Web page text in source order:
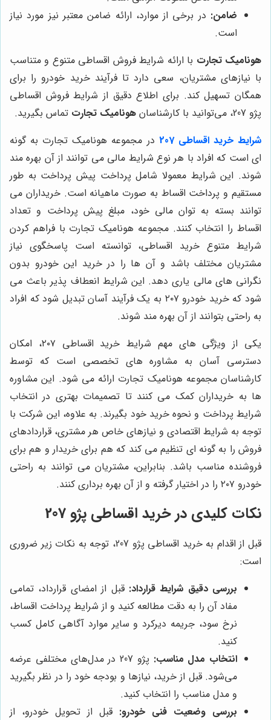
ضامن: در برخی از موارد، ارائه ضامن معتبر نیز مورد نیاز
است.
هونامیک تجارت با ارائه شرایط فروش اقساطی متنوع و متناسب
با نیازهای مشتریان، سعی دارد تا فرآیند خرید خودرو را برای
همگان تسهیل کند. برای اطلاع دقیق از شرایط فروش اقساطی
پژو 207، می‌توانید با کارشناسان
هونامیک تجارت تماس بگیرید.
شرایط خرید اقساطی 207
در مجموعه هونامیک تجارت به گونه
ای است که افراد با هر نوع شرایط مالی می توانند از آن بهره مند
شوند. این شرایط معمولا شامل پرداخت پیش پرداخت به طور
مستقیم و پرداخت اقساط به صورت ماهیانه است. خریداران می
توانند بسته به توان مالی خود، مبلغ پیش پرداخت و تعداد
اقساط را انتخاب کنند. مجموعه هونامیک تجارت با فراهم کردن
شرایط متنوع خرید اقساطی، توانسته است پاسخگوی نیاز
مشتریان مختلف باشد و آن ها را در خرید این خودرو بدون
نگرانی های مالی یاری دهد. این شرایط انعطاف پذیر باعث می
شود که خرید خودرو ۲۰۷ به یک فرآیند آسان تبدیل شود که افراد
به راحتی بتوانند از آن بهره مند شوند.
یکی از ویژگی های مهم شرایط خرید اقساطی ۲۰۷، امکان
دسترسی آسان به مشاوره های تخصصی است که توسط
کارشناسان مجموعه هونامیک تجارت ارائه می شود. این مشاوره
ها به خریداران کمک می کنند تا تصمیمات بهتری در انتخاب
شرایط پرداخت و نحوه خرید خود بگیرند. به علاوه، این شرکت با
توجه به شرایط اقتصادی و نیازهای خاص هر مشتری، قراردادهای
فروش را به گونه ای تنظیم می کند که هم برای خریدار و هم برای
فروشنده مناسب باشد. بنابراین، مشتریان می توانند به راحتی
خودرو ۲۰۷ را در اختیار گرفته و از آن بهره برداری کنند.
نکات کلیدی در خرید اقساطی پژو 207
قبل از اقدام به خرید اقساطی پژو 207، توجه به نکات زیر ضروری
است:
بررسی دقیق شرایط قرارداد: قبل از امضای قرارداد، تمامی
مفاد آن را به دقت مطالعه کنید و از شرایط پرداخت اقساط،
نرخ سود، جریمه دیرکرد و سایر موارد آگاهی کامل کسب
کنید.
انتخاب مدل مناسب:
پژو 207 در مدل‌های مختلفی عرضه
می‌شود. قبل از خرید، نیازها و بودجه خود را در نظر بگیرید
و مدل مناسب را انتخاب کنید.
بررسی وضعیت فنی خودرو: قبل از تحویل خودرو، از